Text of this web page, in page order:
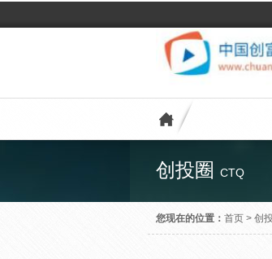
创投圈 CTQ
您现在的位置： 首页 > 创